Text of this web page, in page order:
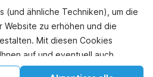
(und ähnliche Techniken), um die
zu erhöhen und die
Mit diesen Cookies
auf und eventuell auch
folgen, um Werbung Ihren
für Urlaub
für den Urlaub
in Bodenwohr
Telefonisch buchen